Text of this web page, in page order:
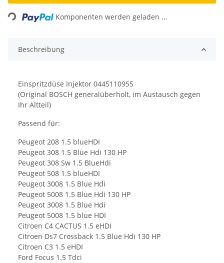
Komponenten werden geladen ...
Beschreibung
Einspritzdüse Injektor 0445110955
(Original BOSCH generalüberholt, im Austausch gegen
Ihr Altteil)
Passend für:
Peugeot 208 1.5 blueHDI
Peugeot 308 1.5 Blue Hdi 130 HP
Peugeot 308 Sw 1.5 BlueHdi
Peugeot 508 1.5 blueHDI
Peugeot 3008 1.5 Blue Hdi
Peugeot 5008 1.5 Blue Hdi 130 HP
Peugeot 3008 1.5 Blue Hdi
Peugeot 5008 1.5 blue HDI
Citroen C4 CACTUS 1.5 eHDI
Citroen Ds7 Crossback 1.5 Blue Hdi 130 HP
Citroen C3 1.5 eHDI
Ford Focus 1.5 Tdci